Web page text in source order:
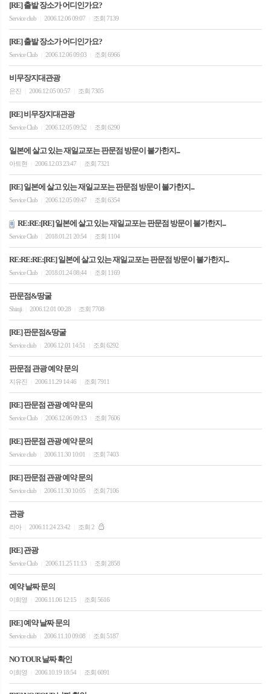
[RE] 출발 장소가 어디인가요?
Service club 2006.12.06 09:07 조회 7139
[RE] 출발 장소가 어디인가요?
Service Club 2006.12.06 09:03 조회 6966
비무장지대관광
은진 2006.12.05 00:57 조회 7305
[RE] 비무장지대관광
Service Club 2006.12.05 09:52 조회 6290
일본에 살고 있는 재일교포는 판문점 방문이 불가한지...
아트현 2006.12.03 23:47 조회 7321
[RE] 일본에 살고 있는 재일교포는 판문점 방문이 불가한지...
Service Club 2006.12.05 09:47 조회 6354
RE:RE:[RE] 일본에 살고 있는 재일교포는 판문점 방문이 불가한지...
Service Club 2018.01.21 20:54 조회 1104
RE:RE:RE:[RE] 일본에 살고 있는 재일교포는 판문점 방문이 불가한지...
Service Club 2018.01.24 08:44 조회 1169
판문점&땅굴
Shinji 2006.12.01 00:28 조회 7708
[RE] 판문점&땅굴
Service club 2006.12.01 14:51 조회 6292
판문점 관광 예약 문의
지유진 2006.11.29 14:46 조회 7911
[RE] 판문점 관광 예약 문의
Service Club 2006.12.06 09:13 조회 7606
[RE] 판문점 관광 예약 문의
Service club 2006.11.30 10:01 조회 7403
[RE] 판문점 관광 예약 문의
Service club 2006.11.30 10:05 조회 7106
관광
리아 2006.11.24 23:42 조회 2
[RE] 관광
Service Club 2006.11.25 11:13 조회 2858
예약 날짜 문의
이희영 2006.11.06 12:15 조회 5616
[RE] 예약 날짜 문의
Service club 2006.11.10 09:08 조회 5187
NO TOUR 날짜 확인
이희영 2006.10.19 18:54 조회 6091